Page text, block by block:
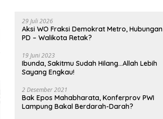
29 Juli 2026
Aksi WO Fraksi Demokrat Metro, Hubungan
PD – Walikota Retak?
19 Juni 2023
Ibunda, Sakitmu Sudah Hilang…Allah Lebih
Sayang Engkau!
2 Desember 2021
Bak Epos Mahabharata, Konferprov PWI
Lampung Bakal Berdarah-Darah?